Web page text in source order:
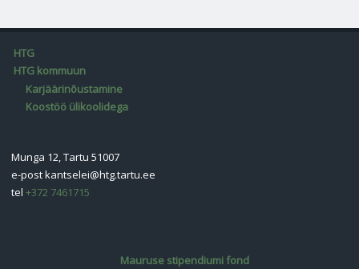
HTG
HTG kommuun
Karjäärinõustamine
Koostöö ülikoolidega
Munga 12, Tartu 51007
e-postkantselei@htg.tartu.ee
tel+372 7461715
Mauruse stipendiumi fond